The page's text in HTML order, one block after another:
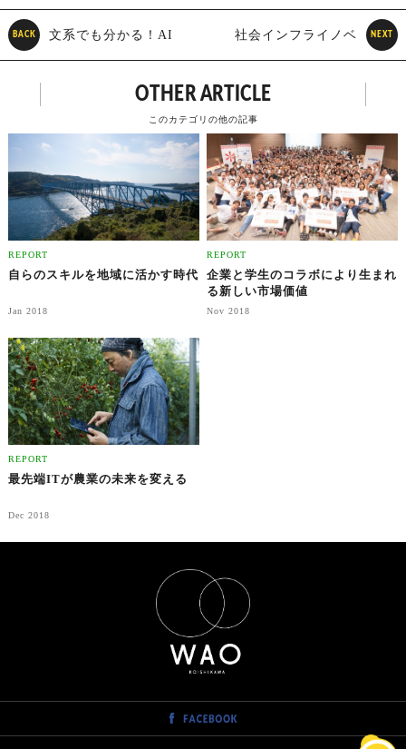
BACK 文系でも分かる！AI NEXT
社会インフライノベ
ツインとAIが実現するサス
OTHER ARTICLE
このカテゴリの他の記事
REPORT
自らのスキルを地域に活かす時代
Jan 2018
REPORT
企業と学生のコラボにより生まれ
る新しい市場価値
Nov 2018
REPORT
最先端ITが農業の未来を変える
Dec 2018